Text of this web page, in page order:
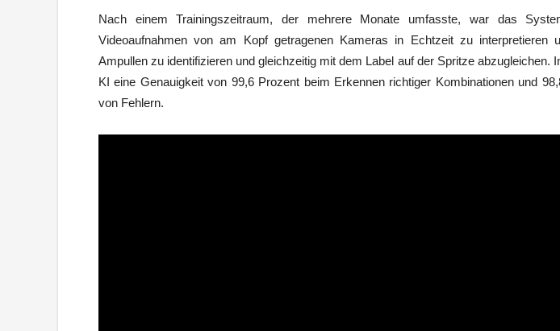
Nach einem Trainingszeitraum, der mehrere Monate umfasste, war das
Videoaufnahmen von am Kopf getragenen Kameras in Echtzeit zu interpretieren
Ampullen zu identifizieren und gleichzeitig mit dem Label auf der Spritze abzugleichen.
KI eine Genauigkeit von 99,6 Prozent beim Erkennen richtiger Kombinationen und
von Fehlern.